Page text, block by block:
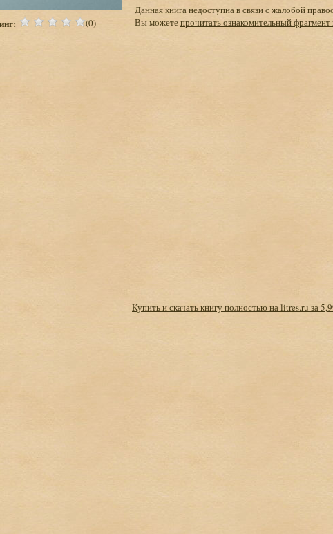
(0)
Данная книга недоступна в связи с жалобой
Вы можетепрочитать ознакомительный фрагмент
Купить и скачать книгу полностью на litres.ru за